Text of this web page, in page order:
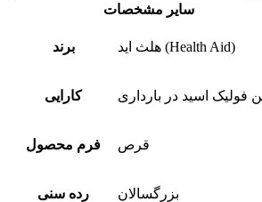
سایر مشخصات
برند هلث اید (Health Aid)
کارایی فولیک اسید در بارداری
فرم محصول قرص
رده سنی بزرگسالان